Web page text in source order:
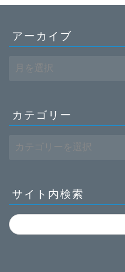
アーカイブ
ー
ブ
カテゴリー
サイト内検索